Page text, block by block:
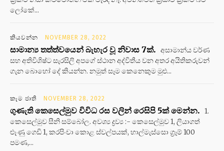
ලෝකේ...
කියවන්න NOVEMBER 28, 2022
සාමාන්‍ය තත්ත්වයෙන් බැහැර වූ නිවාස 7ක්. අසාමාන්ය වර්ණ
සහ අතිවිශිෂ්ට සැරසිලි අපගේ ස්ථාන අද්විතීය වන අතර අයිතිකරුවන්
ගැන බොහෝ දේ කියන්න. නමුත් සෑම කෙනෙකුම මුළු...
කෑම ජාති NOVEMBER 28, 2022
ගුණැති කෙසෙල්මුව විවිධ රස වලින් රෙසිපි 5ක් මෙන්න. 1.
කෙසෙල්මුව සීනි සම්බෝල. අවශ්‍ය ද්‍රව්‍ය :- කෙසෙල්මුව 1, ලියාගත්
ළූණු ගෙඩි 1, කරපිංචා කොළ ස්වල්පයක්, හාල්මැස්සො ග්‍රෑම් 100
පමණ,...